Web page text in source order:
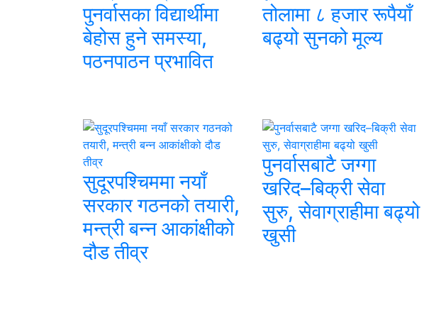
पुनर्वासका विद्यार्थीमा
बेहोस हुने समस्या,
पठनपाठन प्रभावित
तोलामा ८ हजार रूपैयाँ
बढ्यो सुनको मूल्य
सुदूरपश्चिममा नयाँ
सरकार गठनको तयारी,
मन्त्री बन्न आकांक्षीको
दौड तीव्र
पुनर्वासबाटै जग्गा
खरिद–बिक्री सेवा
सुरु, सेवाग्राहीमा बढ्यो
खुसी